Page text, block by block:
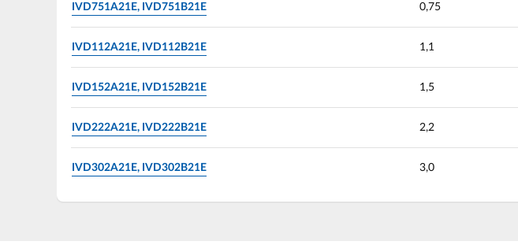
IVD751A21E, IVD751B21E 0,75
IVD112A21E, IVD112B21E 1,1
IVD152A21E, IVD152B21E 1,5
IVD222A21E, IVD222B21E 2,2
IVD302A21E, IVD302B21E 3,0